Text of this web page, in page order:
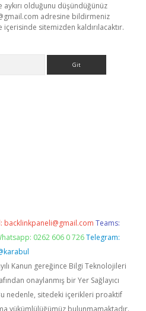
olduğunu düşündüğünüz
adresine bildirmeniz
sitemizden kaldırılacaktır.
backlinkpaneli@gmail.com Teams:
0262 606 0 726 Telegram:
Kanun gereğince Bilgi Teknolojileri
onaylanmış bir Yer Sağlayıcı
nedenle, sitedeki içerikleri proaktif
yükümlülüğümüz bulunmamaktadır.